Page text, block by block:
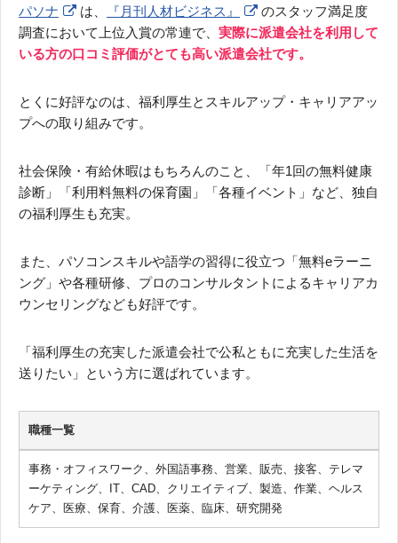
パソナ は、 『月刊人材ビジネス』
のスタッフ満足度
調査において上位入賞の常連で、 実際に派遣会社を利用して
いる方の口コミ評価がとても高い派遣会社です。
とくに好評なのは、福利厚生とスキルアップ・キャリアアッ
プへの取り組みです。
社会保険・有給休暇はもちろんのこと、「年1回の無料健康
診断」「利用料無料の保育園」「各種イベント」など、独自
の福利厚生も充実。
また、パソコンスキルや語学の習得に役立つ「無料eラーニ
ング」や各種研修、プロのコンサルタントによるキャリアカ
ウンセリングなども好評です。
「福利厚生の充実した派遣会社で公私ともに充実した生活を
送りたい」という方に選ばれています。
職種一覧
事務・オフィスワーク、外国語事務、営業、販売、接客、テレマ
ーケティング、IT、CAD、クリエイティブ、製造、作業、ヘルス
ケア、医療、保育、介護、医薬、臨床、研究開発